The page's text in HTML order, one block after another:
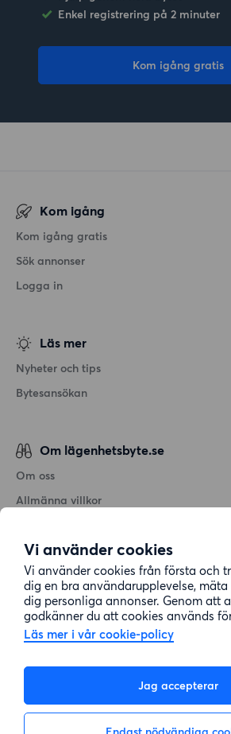
Vi använder cookies
Vi använder cookies från första och
dig en bra användarupplevelse,
dig personliga annonser. Genom att
godkänner du att cookies används
Läs mer i vår cookie-policy
Jag accepterar
Enkel registrering på 2 minuter
Kom igång gratis
Kom igång
Kom igång gratis
Sök annonser
Logga in
Läs mer
Nyheter och tips
Bytesansökan
Om lägenhetsbyte.se
Om oss
Allmänna villkor
Cookiepolicy
Sitemap
Kundtjänst
08-22 00 90